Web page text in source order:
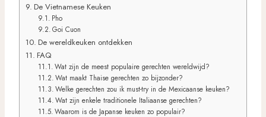
De Vietnamese Keuken
Pho
Goi Cuon
De wereldkeuken ontdekken
FAQ
Wat zijn de meest populaire gerechten wereldwijd?
Wat maakt Thaise gerechten zo bijzonder?
Welke gerechten zou ik must-try in de Mexicaanse keuken?
Wat zijn enkele traditionele Italiaanse gerechten?
Waarom is de Japanse keuken zo populair?